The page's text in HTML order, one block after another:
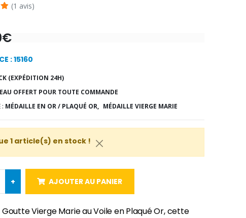
(1 avis)
: 15160
(EXPÉDITION 24H)
OFFERT POUR TOUTE COMMANDE
: MÉDAILLE EN OR / PLAQUÉ OR, MÉDAILLE VIERGE MARIE
1 article(s) en stock !
+ AJOUTER AU PANIER
Goutte Vierge Marie au Voile en Plaqué Or, cette